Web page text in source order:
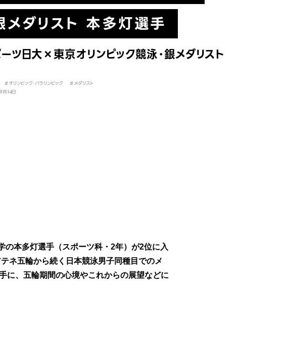
メダリスト 本多灯選手
ツ日大×東京オリンピック競泳・銀メダリスト
#オリンピック・パラリンピック
#メダリスト
14日
本多灯選手（スポーツ科・2年）が2位に入
ネ五輪から続く日本競泳男子同種目でのメ
に、五輪期間の心境やこれからの展望などに